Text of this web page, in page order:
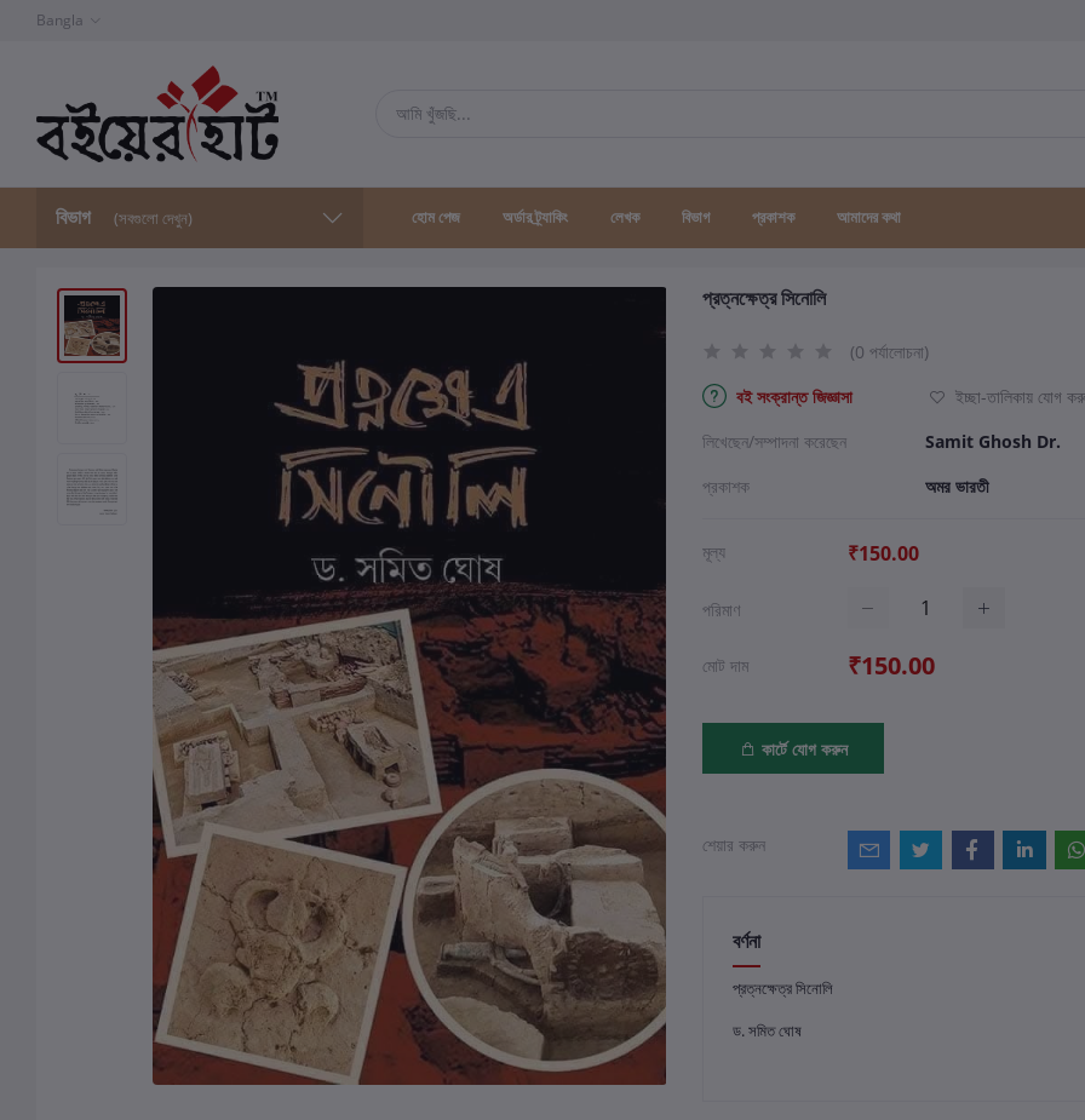
Bangla
বিভাগ (সবগুলো দেখুন) হোম পেজ অর্ডার ট্র্যাকিং লেখক বিভাগ প্রকাশক আমাদের কথা
প্রত্নক্ষেত্র সিনোলি
(0 পর্যালোচনা)
বই সংক্রান্ত জিজ্ঞাসা
ইচ্ছা-তালিকায় যোগ
লিখেছেন/সম্পাদনা করেছেন
Samit Ghosh Dr.
প্রকাশক
অমর ভারতী
মূল্য ₹150.00
পরিমাণ
মোট দাম ₹150.00
কার্টে যোগ করুন
শেয়ার করুন
বর্ণনা
প্রত্নক্ষেত্র সিনোলি
ড. সমিত ঘোষ